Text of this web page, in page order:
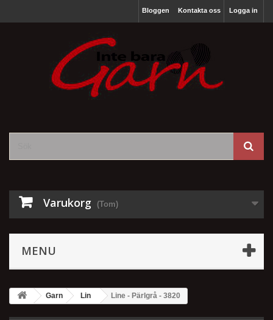
Logga in
Bloggen Kontakta oss
Varukorg (Tom)
MENU
Garn Lin Line - Pärlgrå - 3820